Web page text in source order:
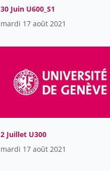
30 Juin U600_S1
mardi 17 août 2021
2 Juillet U300
mardi 17 août 2021